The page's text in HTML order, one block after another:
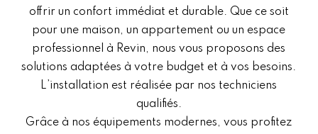
offrir un confort immédiat et durable. Que ce soit
pour une maison, un appartement ou un espace
professionnel à Revin, nous vous proposons des
solutions adaptées à votre budget et à vos besoins.
L’installation est réalisée par nos techniciens
qualifiés.
Grâce à nos équipements modernes, vous profitez